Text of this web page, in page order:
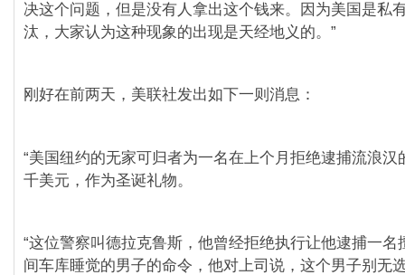
决这个问题，但是没有人拿出这个钱来。因为美国是私
汰，大家认为这种现象的出现是天经地义的。”
刚好在前两天，美联社发出如下一则消息：
“美国纽约的无家可归者为一名在上个月拒绝逮捕流浪汉
千美元，作为圣诞礼物。
“这位警察叫德拉克鲁斯，他曾经拒绝执行让他逮捕一名
间车库睡觉的男子的命令，他对上司说，这个男子别无